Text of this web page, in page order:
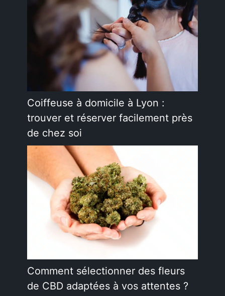
Coiffeuse à domicile à Lyon :
trouver et réserver facilement près
de chez soi
Comment sélectionner des fleurs
de CBD adaptées à vos attentes ?